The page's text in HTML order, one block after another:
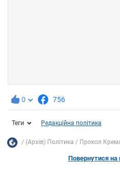
0 756
Теги Редакційна політика
(Архів) Політика Прокол
Повернутися на